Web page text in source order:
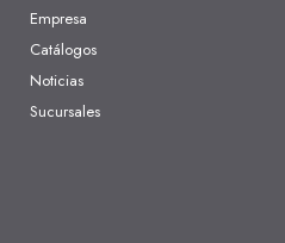
Empresa
Catálogos
Noticias
Sucursales